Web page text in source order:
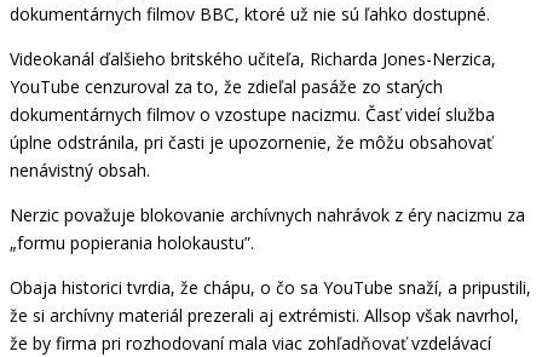
dokumentárnych filmov BBC, ktoré už nie sú ľahko dostupné.
Videokanál ďalšieho britského učiteľa, Richarda Jones-Nerzica,
YouTube cenzuroval za to, že zdieľal pasáže zo starých
dokumentárnych filmov o vzostupe nacizmu. Časť videí služba
úplne odstránila, pri časti je upozornenie, že môžu obsahovať
nenávistný obsah.
Nerzic považuje blokovanie archívnych nahrávok z éry nacizmu za
„formu popierania holokaustu”.
Obaja historici tvrdia, že chápu, o čo sa YouTube snaží, a pripustili,
že si archívny materiál prezerali aj extrémisti. Allsop však navrhol,
že by firma pri rozhodovaní mala viac zohľadňovať vzdelávací